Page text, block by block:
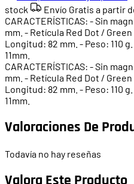
stock
Envío Gratis a partir
CARACTERÍSTICAS: - Sin
mm. - Retícula Red Dot /
Longitud: 82 mm. - Peso: 110
11mm.
CARACTERÍSTICAS: - Sin
mm. - Retícula Red Dot /
Longitud: 82 mm. - Peso: 110
11mm.
Valoraciones De
Todavía no hay reseñas
Valora Este Producto